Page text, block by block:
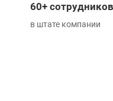
60+ сотрудников
в штате компании